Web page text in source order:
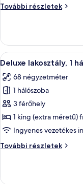
1További részletek
Premier
ágy
további
részletei
A
következő
szoba
összes
képének
megtekintése:
Deluxe
1
9
Deluxe lakosztály, 1
68 négyzetméter
1 hálószoba
3 férőhely
1 king (extra méretű)
Ingyenes vezetékes
További részletek
Deluxe
további